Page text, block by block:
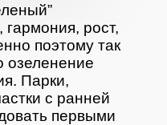
гармония, рост,
поэтому так
озеленение
Парки,
с ранней
первыми